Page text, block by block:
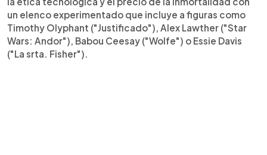
un elenco experimentado que incluye a figuras como
Timothy Olyphant ("Justificado"), Alex Lawther ("Star
Wars: Andor"), Babou Ceesay ("Wolfe") o Essie Davis
("La srta. Fisher").